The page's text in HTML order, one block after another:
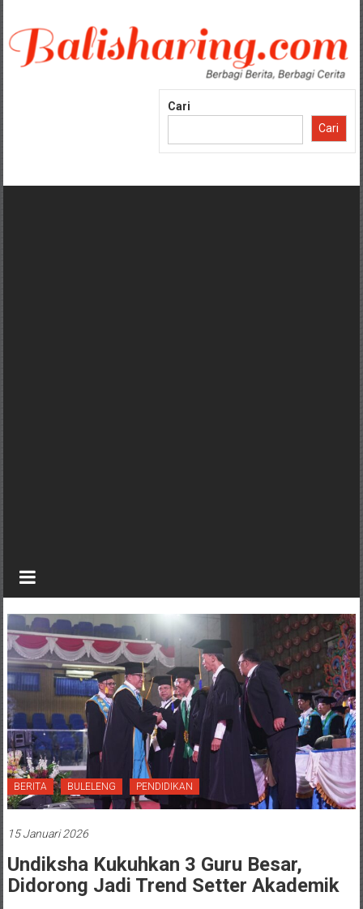
konten
Cari
Cari
BERITA BULELENG PENDIDIKAN
15 Januari 2026
Undiksha Kukuhkan 3 Guru Besar,
Didorong Jadi Trend Setter Akademik